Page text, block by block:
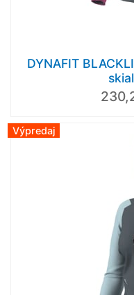
DYNAFIT
Výpredaj